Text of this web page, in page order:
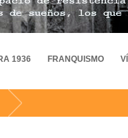
1936 FRANQUISMO